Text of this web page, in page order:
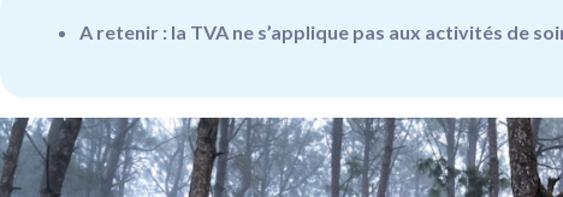
A retenir : la TVA ne s’applique pas aux activités de